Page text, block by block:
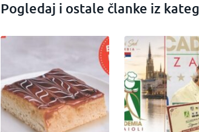
Pogledaj i ostale članke iz